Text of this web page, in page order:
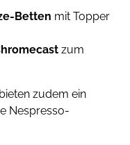
Betten mit Topper
zum
zudem ein
Nespresso-